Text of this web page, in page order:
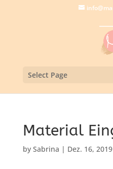
Select Page
Material
by Sabrina | Dez. 16, 2019